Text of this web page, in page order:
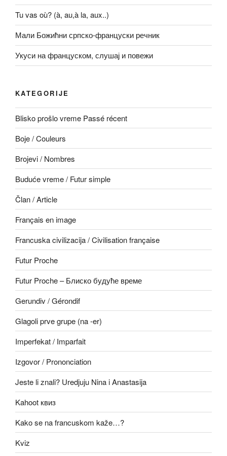
Tu vas où? (à, au,à la, aux..)
Мали Божићни српско-француски речник
Укуси на француском, слушај и повежи
KATEGORIJE
Blisko prošlo vreme Passé récent
Boje / Couleurs
Brojevi / Nombres
Buduće vreme / Futur simple
Član / Article
Français en image
Francuska civilizacija / Civilisation française
Futur Proche
Futur Proche – Блиско будуће време
Gerundiv / Gérondif
Glagoli prve grupe (na -er)
Imperfekat / Imparfait
Izgovor / Prononciation
Jeste li znali? Uredjuju Nina i Anastasija
Kahoot квиз
Kako se na francuskom kaže…?
Kviz